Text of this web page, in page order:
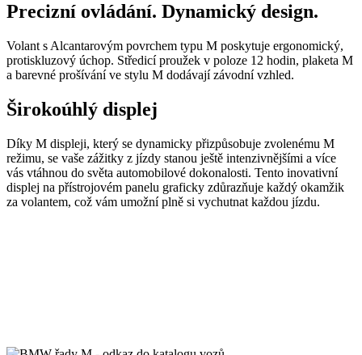
Precizní ovládání. Dynamický design.
Volant s Alcantarovým povrchem typu M poskytuje ergonomický,
protiskluzový úchop. Středicí proužek v poloze 12 hodin, plaketa M
a barevné prošívání ve stylu M dodávají závodní vzhled.
Širokoúhlý displej
Díky M displeji, který se dynamicky přizpůsobuje zvolenému M
režimu, se vaše zážitky z jízdy stanou ještě intenzivnějšími a více
vás vtáhnou do světa automobilové dokonalosti. Tento inovativní
displej na přístrojovém panelu graficky zdůrazňuje každý okamžik
za volantem, což vám umožní plně si vychutnat každou jízdu.